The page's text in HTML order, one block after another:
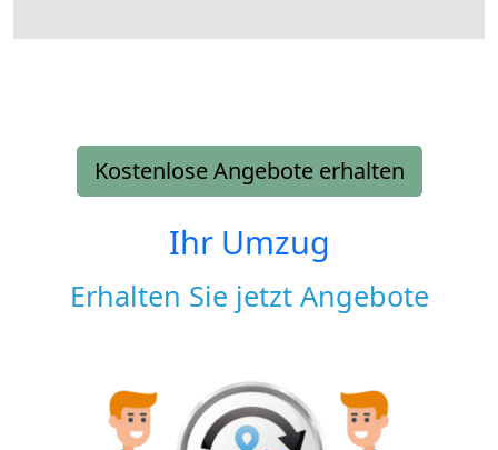
Kostenlose Angebote erhalten
Ihr Umzug
Erhalten Sie jetzt Angebote